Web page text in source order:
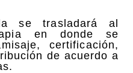
se trasladará al
en donde se
certificación,
de acuerdo a